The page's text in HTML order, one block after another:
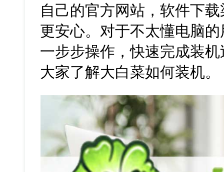
自己的官方网站，软件下
更安心。对于不太懂电脑
一步步操作，快速完成装
大家了解大白菜如何装机。